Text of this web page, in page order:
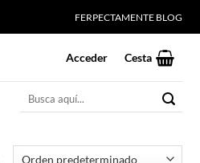
FERPECTAMENTE BLOG
Acceder Cesta
Buscar